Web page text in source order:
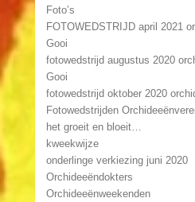
Foto’s
FOTOWEDSTRIJD april 2021
Gooi
fotowedstrijd augustus 2020
Gooi
fotowedstrijd oktober 2020
Fotowedstrijden
het groeit en bloeit…
kweekwijze
onderlinge verkiezing juni 2020
Orchideeëndokters
Orchideeënweekenden